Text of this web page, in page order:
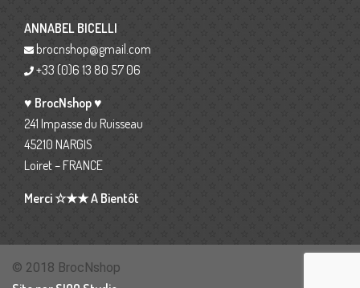
ANNABEL BICELLI
brocnshop@gmail.com
+33 (0)6 13 80 57 06
♥ BrocNshop ♥
241 Impasse du Ruisseau
45210 NARGIS
Loiret – FRANCE
Merci ☆★★ A Bientôt
© 2018 BrocNshop